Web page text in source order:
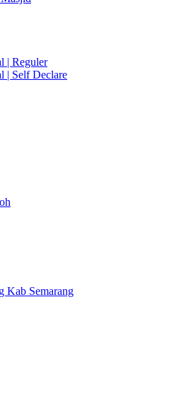
| Reguler
| Self Declare
Kab Semarang